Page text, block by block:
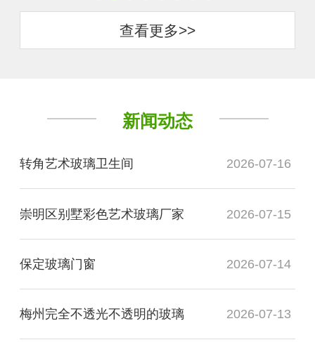
查看更多>>
新闻动态
转角艺术玻璃卫生间 2026-07-16
崇明区别墅彩色艺术玻璃厂家 2026-07-15
保定玻璃门窗 2026-07-14
梅州完全不透光不透明的玻璃 2026-07-13